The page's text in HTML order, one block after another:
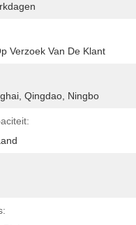
Verzoek Van De Klant
Qingdao, Ningbo